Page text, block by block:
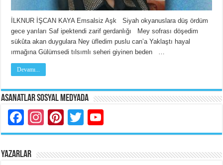
İLKNUR İŞCAN KAYA Emsalsiz Aşk Siyah okyanuslara düş ördüm
gece yarıları Saf ipektendi zarif gerdanlığı Mey sofrası döşedim
sükûta akan duygulara Ney üfledim puslu can’a Yaklaştı hayal
ırmağına Gülümsedi tılsımlı seheri giyinen beden …
Devamı...
Asanatlar Sosyal Medyada
Facebook
Instagram
Pinterest
Twitter
YAZARLAR